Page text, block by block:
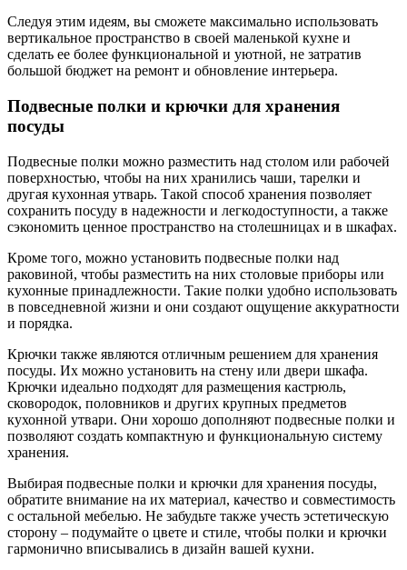
Следуя этим идеям, вы сможете максимально использовать
вертикальное пространство в своей маленькой кухне и
сделать ее более функциональной и уютной, не затратив
большой бюджет на ремонт и обновление интерьера.
Подвесные полки и крючки для хранения
посуды
Подвесные полки можно разместить над столом или рабочей
поверхностью, чтобы на них хранились чаши, тарелки и
другая кухонная утварь. Такой способ хранения позволяет
сохранить посуду в надежности и легкодоступности, а также
сэкономить ценное пространство на столешницах и в шкафах.
Кроме того, можно установить подвесные полки над
раковиной, чтобы разместить на них столовые приборы или
кухонные принадлежности. Такие полки удобно использовать
в повседневной жизни и они создают ощущение аккуратности
и порядка.
Крючки также являются отличным решением для хранения
посуды. Их можно установить на стену или двери шкафа.
Крючки идеально подходят для размещения кастрюль,
сковородок, половников и других крупных предметов
кухонной утвари. Они хорошо дополняют подвесные полки и
позволяют создать компактную и функциональную систему
хранения.
Выбирая подвесные полки и крючки для хранения посуды,
обратите внимание на их материал, качество и совместимость
с остальной мебелью. Не забудьте также учесть эстетическую
сторону – подумайте о цвете и стиле, чтобы полки и крючки
гармонично вписывались в дизайн вашей кухни.